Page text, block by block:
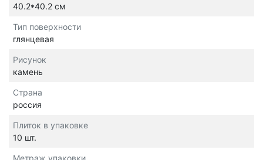
40.2*40.2 см
Тип поверхности
глянцевая
Рисунок
камень
Страна
россия
Плиток в упаковке
10 шт.
Метраж упаковки